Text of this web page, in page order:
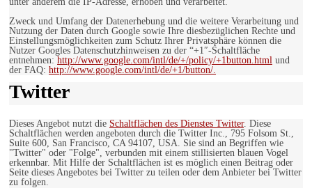
Zweck und Umfang der Datenerhebung und die weitere Verarbeitung und
Nutzung der Daten durch Google sowie Ihre diesbezüglichen Rechte und
Einstellungsmöglichkeiten zum Schutz Ihrer Privatsphäre können die
Nutzer Googles Datenschutzhinweisen zu der “+1″-Schaltfläche
entnehmen: http://www.google.com/intl/de/+/policy/+1button.html und
der FAQ: http://www.google.com/intl/de/+1/button/.
Twitter
Dieses Angebot nutzt die Schaltflächen des Dienstes Twitter. Diese
Schaltflächen werden angeboten durch die Twitter Inc., 795 Folsom St.,
Suite 600, San Francisco, CA 94107, USA. Sie sind an Begriffen wie
"Twitter" oder "Folge", verbunden mit einem stillisierten blauen Vogel
erkennbar. Mit Hilfe der Schaltflächen ist es möglich einen Beitrag oder
Seite dieses Angebotes bei Twitter zu teilen oder dem Anbieter bei Twitter
zu folgen.